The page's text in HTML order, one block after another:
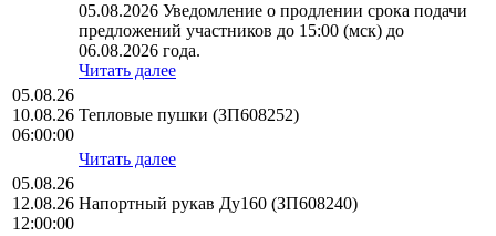
05.08.2026 Уведомление о продлении срока подачи
предложений участников до 15:00 (мск) до
06.08.2026 года.
Читать далее
05.08.26
10.08.26
06:00:00
Тепловые пушки (ЗП608252)
Читать далее
05.08.26
12.08.26
12:00:00
Напортный рукав Ду160 (ЗП608240)